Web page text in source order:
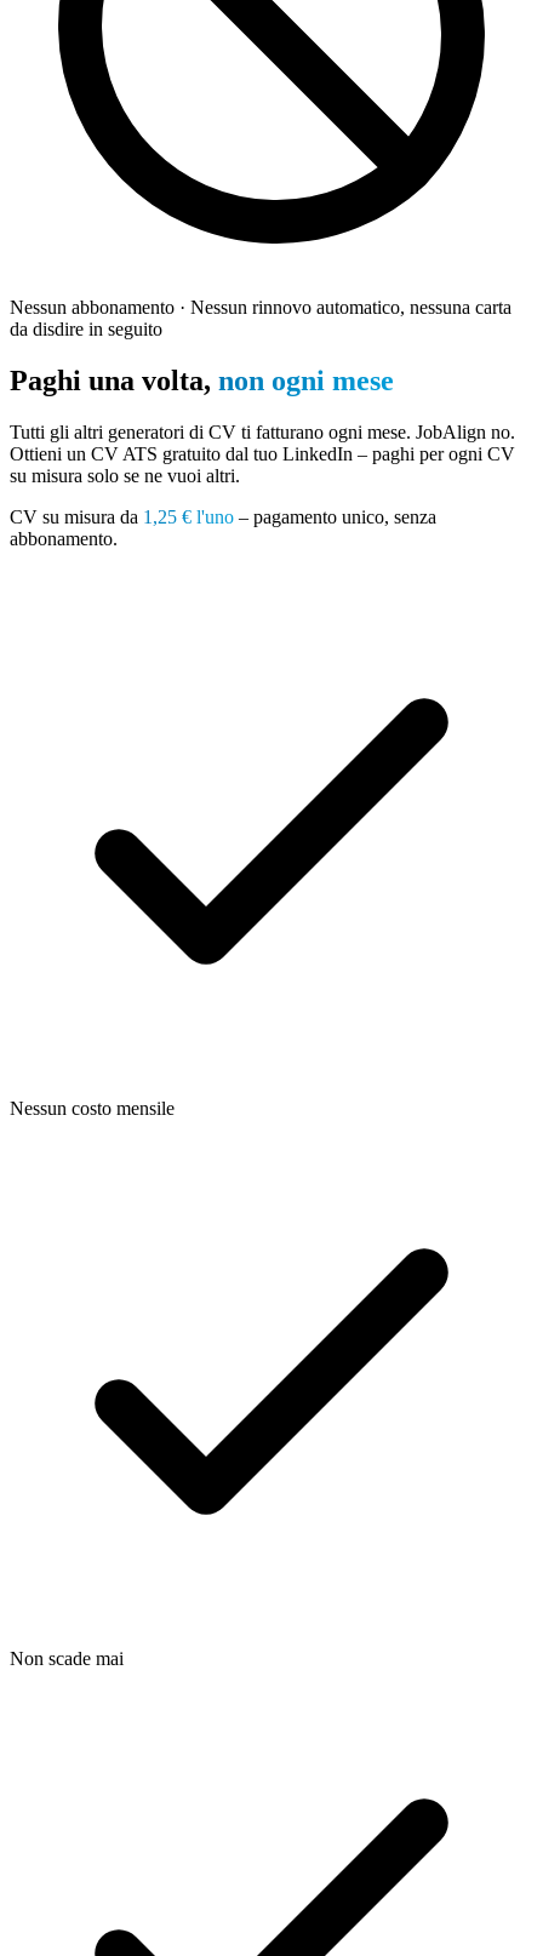
Nessun abbonamento · Nessun rinnovo automatico, nessuna carta
da disdire in seguito
Paghi una volta, non ogni mese
Tutti gli altri generatori di CV ti fatturano ogni mese. JobAlign no.
Ottieni un CV ATS gratuito dal tuo LinkedIn – paghi per ogni CV
su misura solo se ne vuoi altri.
CV su misura da 1,25 € l'uno – pagamento unico, senza
abbonamento.
Nessun costo mensile
Non scade mai